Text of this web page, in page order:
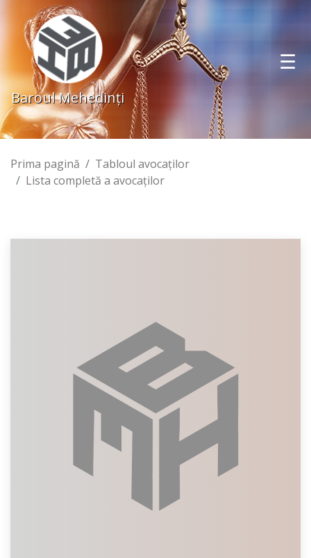
Baroul Mehedinţi
Prima pagină
Tabloul avocaţilor
Lista completă a avocaţilor